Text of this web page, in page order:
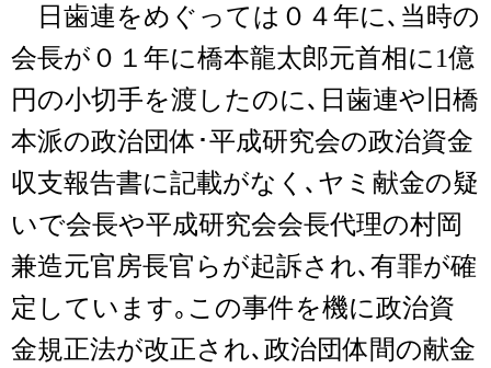
日歯連をめぐっては０４年に､当時の
会長が０１年に橋本龍太郎元首相に1億
円の小切手を渡したのに､日歯連や旧橋
本派の政治団体･平成研究会の政治資金
収支報告書に記載がなく､ヤミ献金の疑
いで会長や平成研究会会長代理の村岡
兼造元官房長官らが起訴され､有罪が確
定しています｡この事件を機に政治資
金規正法が改正され､政治団体間の献金